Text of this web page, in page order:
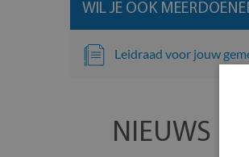
WIL JE OOK
Leidraad voor jouw
NIEUWS